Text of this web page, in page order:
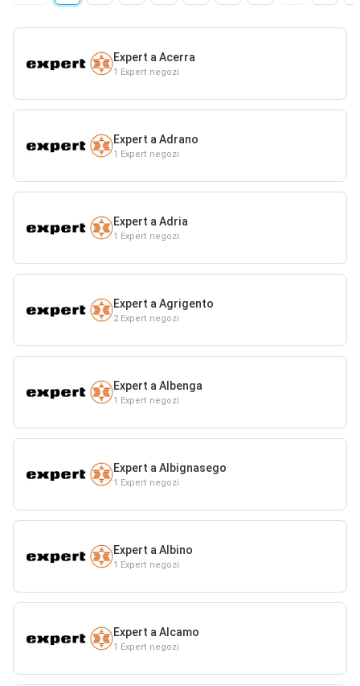
Expert a Acerra
1 Expert negozi
Expert a Adrano
1 Expert negozi
Expert a Adria
1 Expert negozi
Expert a Agrigento
2 Expert negozi
Expert a Albenga
1 Expert negozi
Expert a Albignasego
1 Expert negozi
Expert a Albino
1 Expert negozi
Expert a Alcamo
1 Expert negozi